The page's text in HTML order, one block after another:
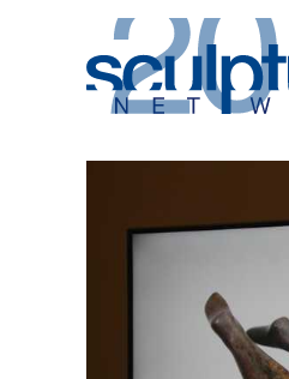
Skip to main content